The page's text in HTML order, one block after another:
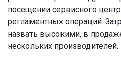
посещении сервисного
регламентных операций.
назвать высокими, в
нескольких производителей.